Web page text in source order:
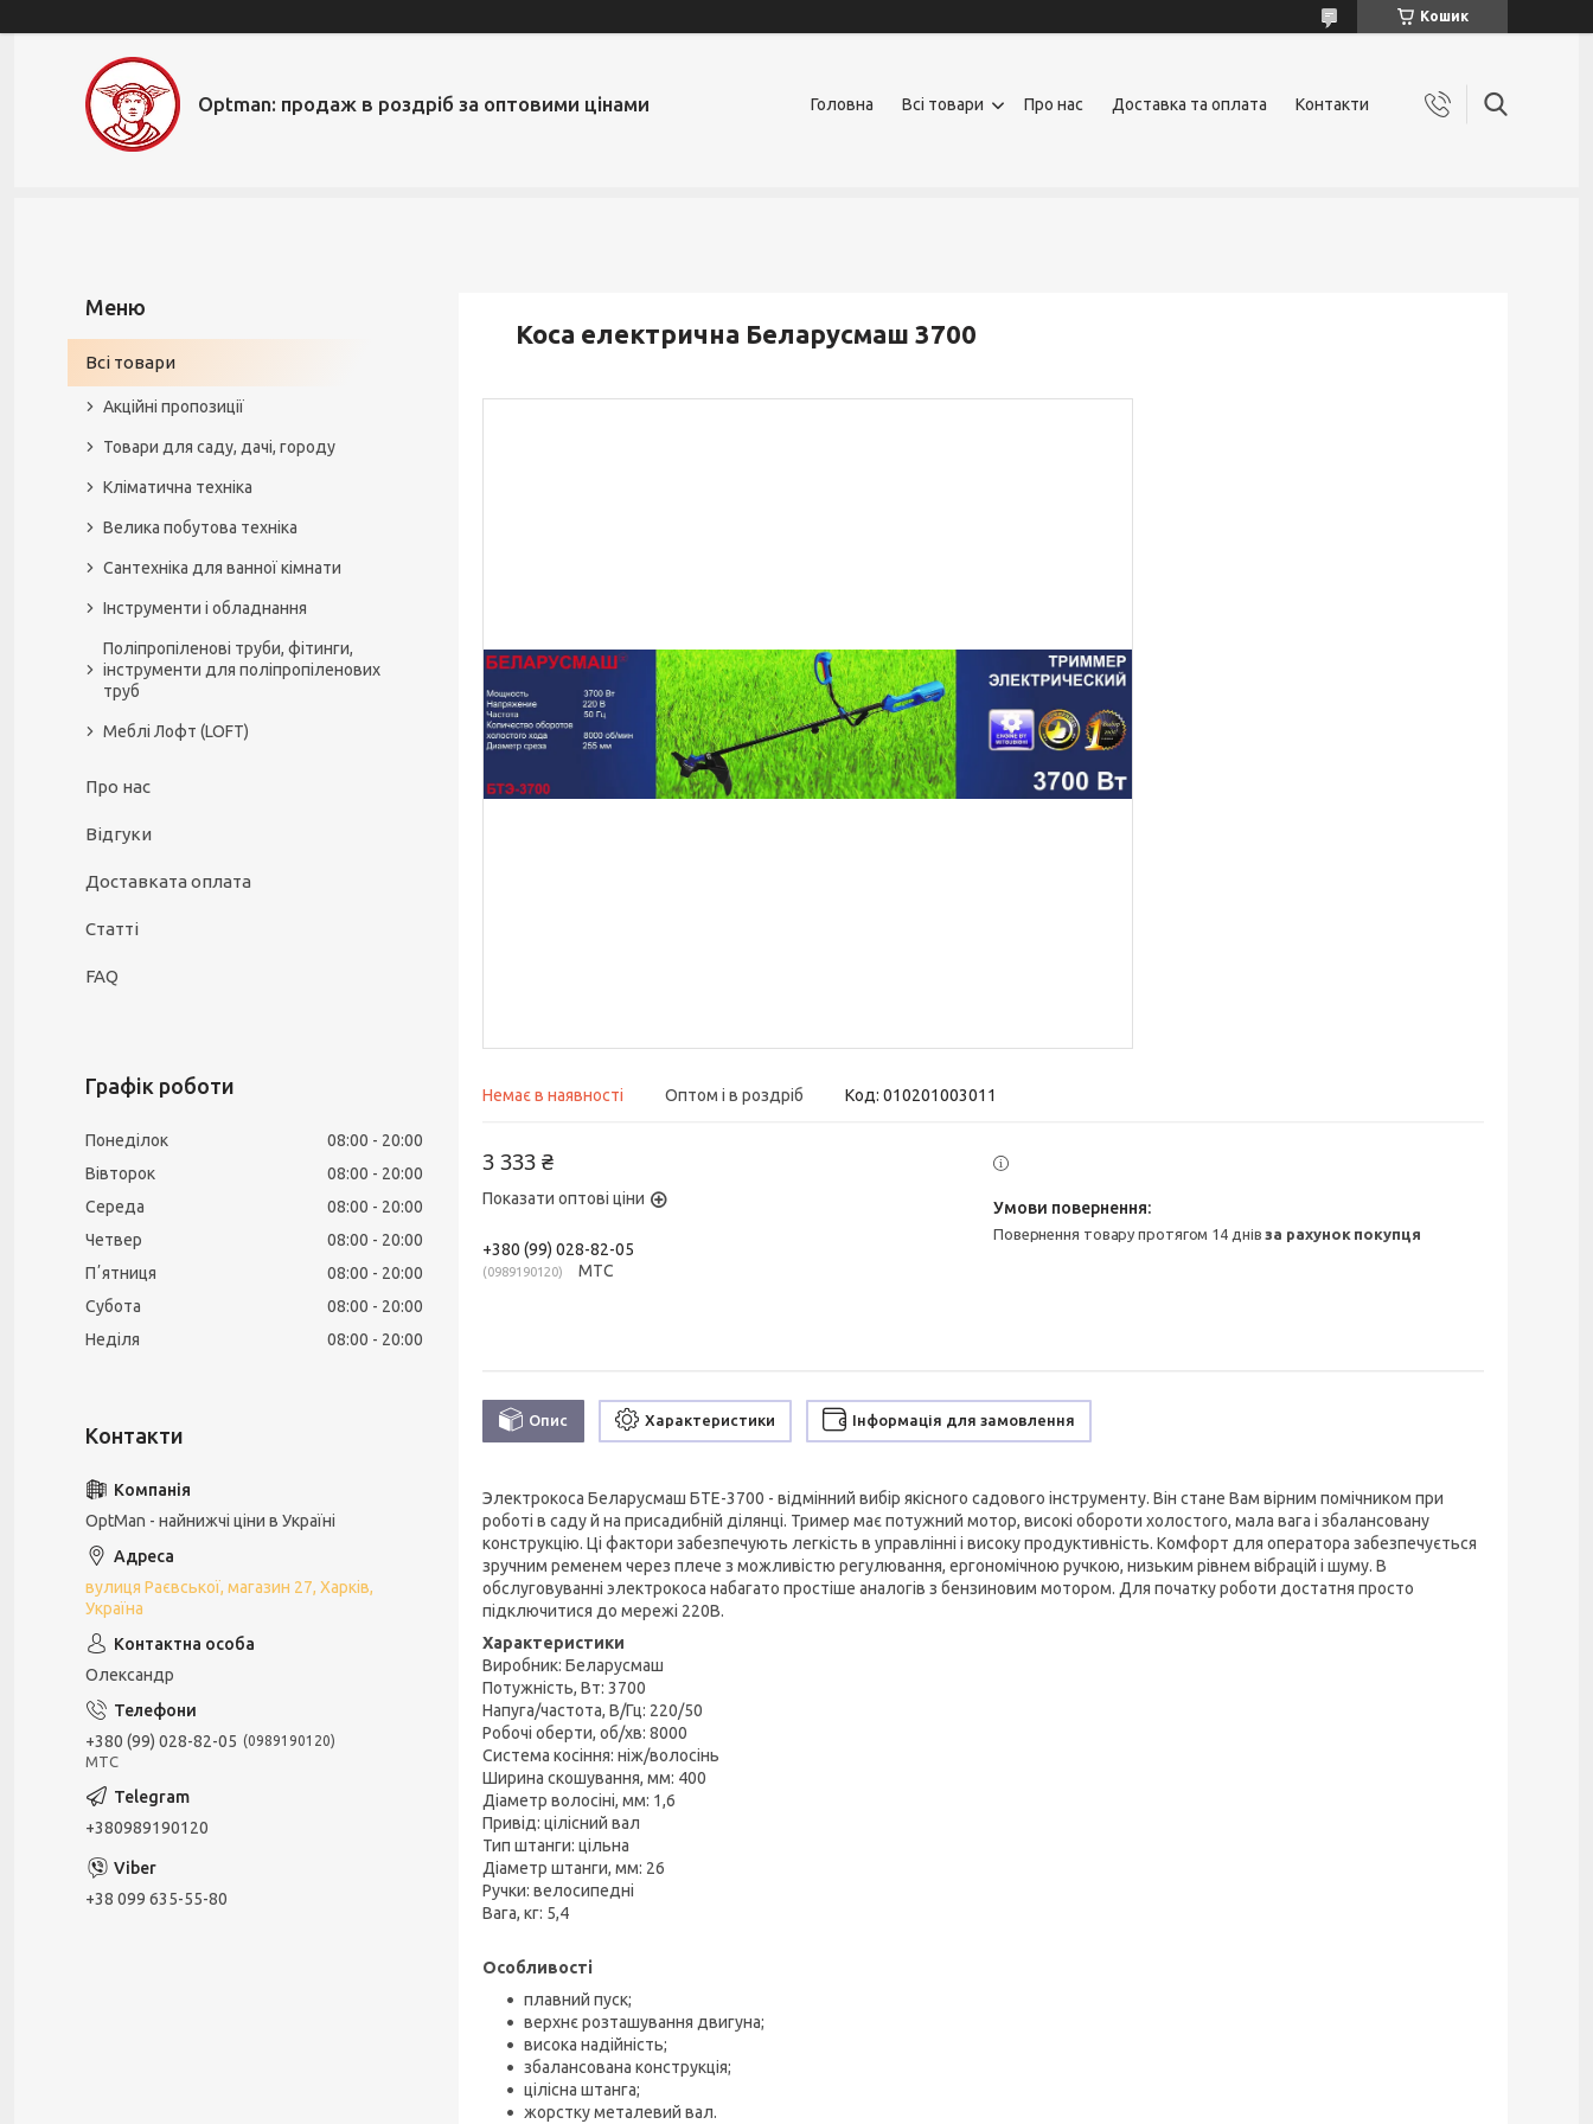
Кошик
Optman: продаж в роздріб за оптовими цінами Головна Всі товари Про нас Доставка та оплата Контакти
Коса електрична Беларусмаш 3700
Немає в наявності Оптом і в роздріб Код: 010201003011
3 333 ₴
Показати оптові ціни
+380 (99) 028-82-05
0989190120 МТС
повернення товару протягом 14 днівза рахунок покупця
Опис Характеристики Інформація для замовлення
Электрокоса Беларусмаш БТЕ-3700 - відмінний вибір якісного садового інструменту. Він стане Вам вірним помічником при
роботі в саду й на присадибній ділянці. Тример має потужний мотор, високі обороти холостого, мала вага і збалансовану
конструкцію. Ці фактори забезпечують легкість в управлінні і високу продуктивність. Комфорт для оператора забезпечується
зручним ременем через плече з можливістю регулювання, ергономічною ручкою, низьким рівнем вібрацій і шуму. В
обслуговуванні электрокоса набагато простіше аналогів з бензиновим мотором. Для початку роботи достатня просто
підключитися до мережі 220В.
Характеристики
Виробник: Беларусмаш
Потужність, Вт: 3700
Напуга/частота, В/Гц: 220/50
Робочі оберти, об/хв: 8000
Система косіння: ніж/волосінь
Ширина скошування, мм: 400
Діаметр волосіні, мм: 1,6
Привід: цілісний вал
Тип штанги: цільна
Діаметр штанги, мм: 26
Ручки: велосипедні
Вага, кг: 5,4
Особливості
плавний пуск;
верхнє розташування двигуна;
висока надійність;
збалансована конструкція;
цілісна штанга;
жорстку металевий вал.
Всі товари
Акційні пропозиції
Товари для саду, дачі, городу
Кліматична техніка
Велика побутова техніка
Сантехніка для ванної кімнати
Інструменти і обладнання
Поліпропіленові труби, фітинги,
інструменти для поліпропіленових
труб
Меблі Лофт (LOFT)
Про нас
Відгуки
Доставката оплата
Статті
FAQ
Графік роботи
Понеділок 08:00
20:00
Вівторок
08:00
20:00
Середа
08:00
20:00
Четвер
08:00
20:00
Пʼятниця
08:00
20:00
Субота
08:00
20:00
Неділя
08:00 20:00
OptMan - найнижчі ціни в Україні
вулиця Раєвської, магазин 27, Харків,
Україна
Олександр
+380 (99) 028-82-05 0989190120
МТС
+380989190120
+38 099 635-55-80